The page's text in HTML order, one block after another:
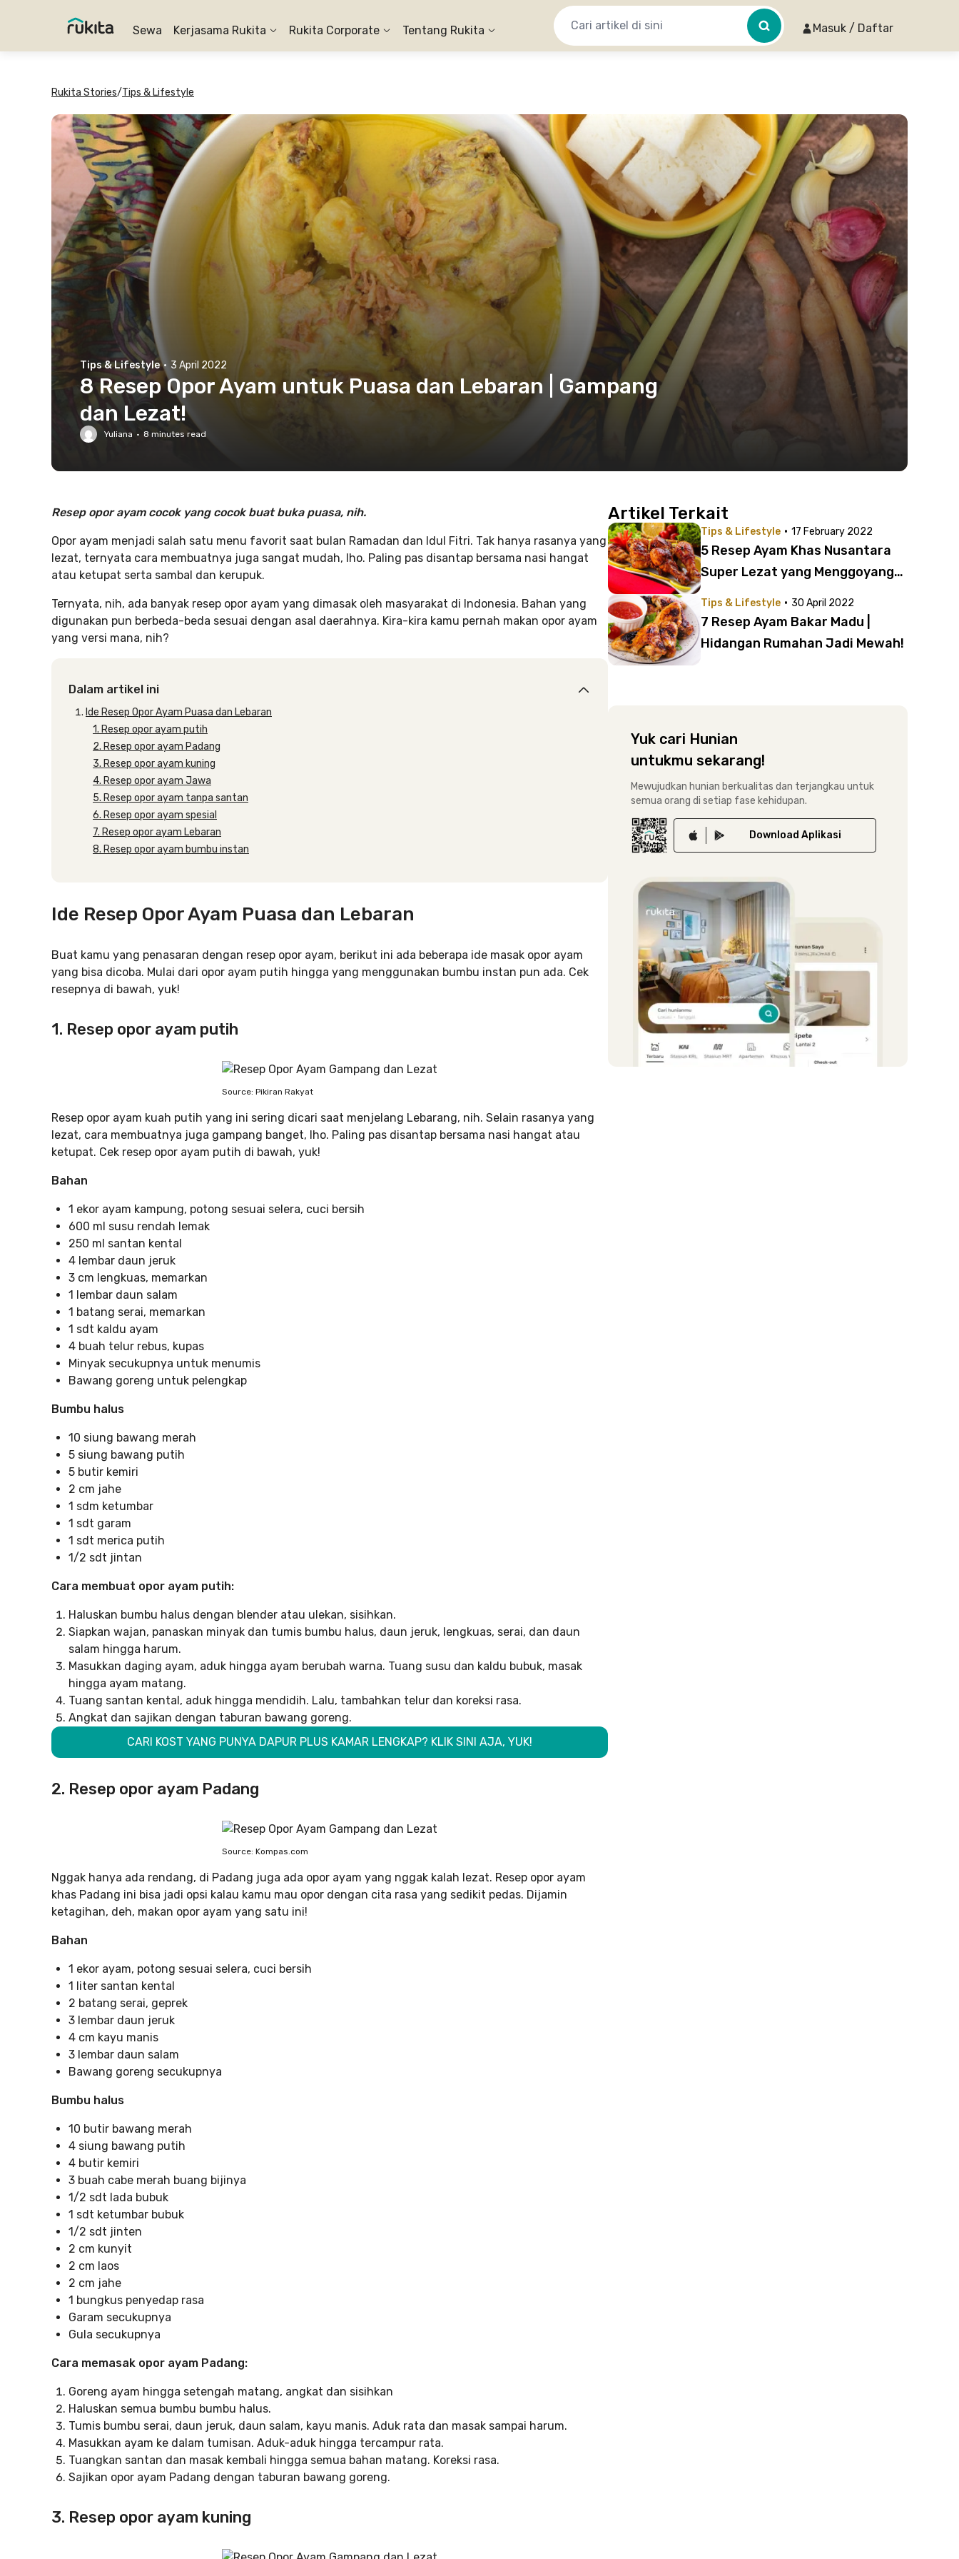
Sewa Kerjasama Rukita Rukita Corporate Tentang Rukita Masuk / Daftar
Rukita Stories/Tips & Lifestyle
Tips & Lifestyle · 3 April 2022
8 Resep Opor Ayam untuk Puasa dan Lebaran | Gampang
dan Lezat!
Yuliana · 8 minutes read
Resep opor ayam cocok yang cocok buat buka puasa, nih.
Opor ayam menjadi salah satu menu favorit saat bulan Ramadan dan Idul Fitri. Tak hanya rasanya yang
lezat, ternyata cara membuatnya juga sangat mudah, lho. Paling pas disantap bersama nasi hangat
atau ketupat serta sambal dan kerupuk.
Ternyata, nih, ada banyak resep opor ayam yang dimasak oleh masyarakat di Indonesia. Bahan yang
digunakan pun berbeda-beda sesuai dengan asal daerahnya. Kira-kira kamu pernah makan opor ayam
yang versi mana, nih?
Dalam artikel ini
Ide Resep Opor Ayam Puasa dan Lebaran
1. Resep opor ayam putih
2. Resep opor ayam Padang
3. Resep opor ayam kuning
4. Resep opor ayam Jawa
5. Resep opor ayam tanpa santan
6. Resep opor ayam spesial
7. Resep opor ayam Lebaran
8. Resep opor ayam bumbu instan
Ide Resep Opor Ayam Puasa dan Lebaran
Buat kamu yang penasaran dengan resep opor ayam, berikut ini ada beberapa ide masak opor ayam
yang bisa dicoba. Mulai dari opor ayam putih hingga yang menggunakan bumbu instan pun ada. Cek
resepnya di bawah, yuk!
1. Resep opor ayam putih
Source: Pikiran Rakyat
Resep opor ayam kuah putih yang ini sering dicari saat menjelang Lebarang, nih. Selain rasanya yang
lezat, cara membuatnya juga gampang banget, lho. Paling pas disantap bersama nasi hangat atau
ketupat. Cek resep opor ayam putih di bawah, yuk!
Bahan
1 ekor ayam kampung, potong sesuai selera, cuci bersih
600 ml susu rendah lemak
250 ml santan kental
4 lembar daun jeruk
3 cm lengkuas, memarkan
1 lembar daun salam
1 batang serai, memarkan
1 sdt kaldu ayam
4 buah telur rebus, kupas
Minyak secukupnya untuk menumis
Bawang goreng untuk pelengkap
Bumbu halus
10 siung bawang merah
5 siung bawang putih
5 butir kemiri
2 cm jahe
1 sdm ketumbar
1 sdt garam
1 sdt merica putih
1/2 sdt jintan
Cara membuat opor ayam putih:
Haluskan bumbu halus dengan blender atau ulekan, sisihkan.
Siapkan wajan, panaskan minyak dan tumis bumbu halus, daun jeruk, lengkuas, serai, dan daun
salam hingga harum.
Masukkan daging ayam, aduk hingga ayam berubah warna. Tuang susu dan kaldu bubuk, masak
hingga ayam matang.
Tuang santan kental, aduk hingga mendidih. Lalu, tambahkan telur dan koreksi rasa.
Angkat dan sajikan dengan taburan bawang goreng.
CARI KOST YANG PUNYA DAPUR PLUS KAMAR LENGKAP? KLIK SINI AJA, YUK!
2. Resep opor ayam Padang
Source: Kompas.com
Nggak hanya ada rendang, di Padang juga ada opor ayam yang nggak kalah lezat. Resep opor ayam
khas Padang ini bisa jadi opsi kalau kamu mau opor dengan cita rasa yang sedikit pedas. Dijamin
ketagihan, deh, makan opor ayam yang satu ini!
Bahan
1 ekor ayam, potong sesuai selera, cuci bersih
1 liter santan kental
2 batang serai, geprek
3 lembar daun jeruk
4 cm kayu manis
3 lembar daun salam
Bawang goreng secukupnya
Bumbu halus
10 butir bawang merah
4 siung bawang putih
4 butir kemiri
3 buah cabe merah buang bijinya
1/2 sdt lada bubuk
1 sdt ketumbar bubuk
1/2 sdt jinten
2 cm kunyit
2 cm laos
2 cm jahe
1 bungkus penyedap rasa
Garam secukupnya
Gula secukupnya
Cara memasak opor ayam Padang:
Goreng ayam hingga setengah matang, angkat dan sisihkan
Haluskan semua bumbu bumbu halus.
Tumis bumbu serai, daun jeruk, daun salam, kayu manis. Aduk rata dan masak sampai harum.
Masukkan ayam ke dalam tumisan. Aduk-aduk hingga tercampur rata.
Tuangkan santan dan masak kembali hingga semua bahan matang. Koreksi rasa.
Sajikan opor ayam Padang dengan taburan bawang goreng.
3. Resep opor ayam kuning
Artikel Terkait
Tips & Lifestyle · 17 February 2022
5 Resep Ayam Khas Nusantara
Super Lezat yang Menggoyang
Tips & Lifestyle · 30 April 2022
7 Resep Ayam Bakar Madu |
Hidangan Rumahan Jadi Mewah!
Yuk cari Hunian
untukmu sekarang!
Mewujudkan hunian berkualitas dan terjangkau untuk
semua orang di setiap fase kehidupan.
Download Aplikasi